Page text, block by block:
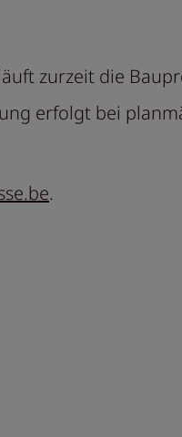
zurzeit die
erfolgt bei
.